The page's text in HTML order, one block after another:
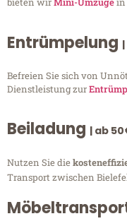
Entrümpelung
Befreien Sie sich von
Dienstleistung zur
Beiladung | ab
Nutzen Sie die
Transport zwischen